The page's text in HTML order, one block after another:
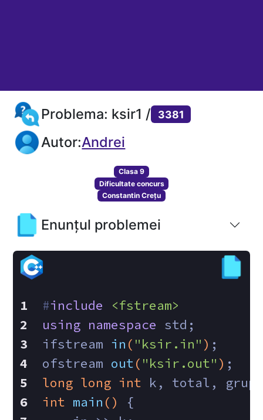
Problema: ksir1 / 3381
Autor:Andrei
Clasa 9
Dificultate concurs
Constantin Crețu
Enunțul problemei
#include
<fstream>
using namespace std;
ifstream in ( "ksir.in" ) ;
ofstream out( "ksir.out" ) ;
long long int k, total,
int main ()
{